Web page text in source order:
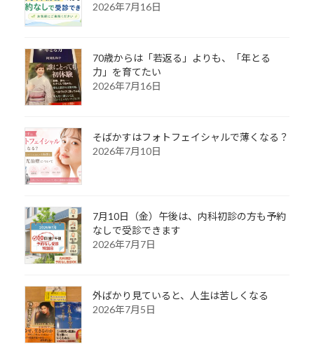
2026年7月16日
70歳からは「若返る」よりも、「年とる
力」を育てたい
2026年7月16日
そばかすはフォトフェイシャルで薄くなる？
2026年7月10日
7月10日（金）午後は、内科初診の方も予約
なしで受診できます
2026年7月7日
外ばかり見ていると、人生は苦しくなる
2026年7月5日